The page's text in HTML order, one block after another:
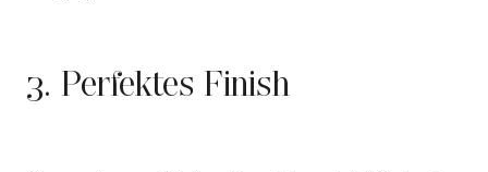
3. Perfektes Finish